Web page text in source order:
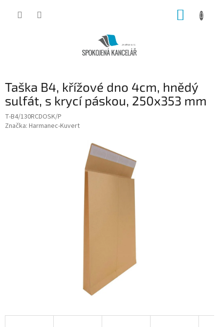
Taška B4, křížové dno 4cm, hnědý
sulfát, s krycí páskou, 250x353 mm
T-B4/130RCDOSK/P
Značka: Harmanec-Kuvert